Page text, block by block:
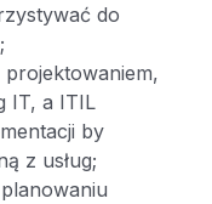
do
IT, a ITIL
by
z usług;